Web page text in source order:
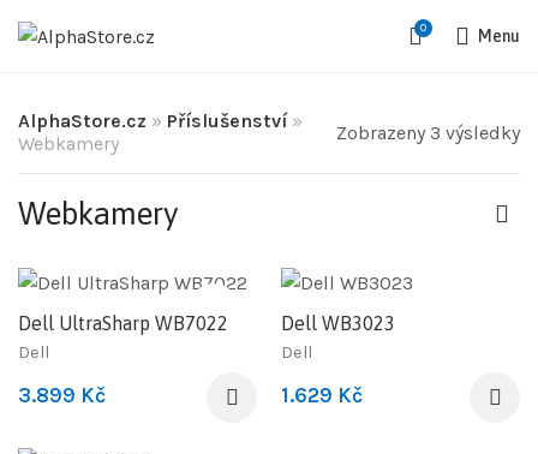
0 Menu
AlphaStore.cz » Příslušenství»
Webkamery
Zobrazeny 3 výsledky
Webkamery
Dell UltraSharp WB7022
Dell
3.899 Kč
Dell WB3023
Dell
1.629 Kč